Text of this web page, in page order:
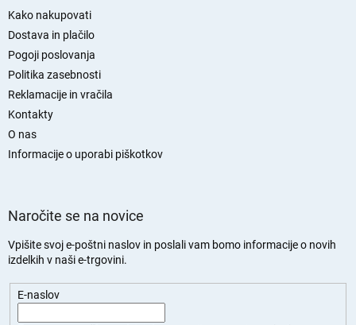
Kako nakupovati
Dostava in plačilo
Pogoji poslovanja
Politika zasebnosti
Reklamacije in vračila
Kontakty
O nas
Informacije o uporabi piškotkov
Naročite se na novice
Vpišite svoj e-poštni naslov in poslali vam bomo informacije o novih
izdelkih v naši e-trgovini.
E-naslov